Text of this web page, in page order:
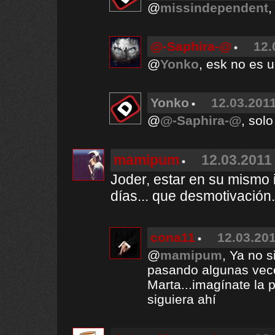
@missindependent
@-Saphira-@
@Yonko, esk no es
Yonko
@@-Saphira-@,
mamipum
Joder, estar en su
días... que
cona11
@mamipum, Ya no
pasando algunas
Marta...imagínate la
siguiera ahí